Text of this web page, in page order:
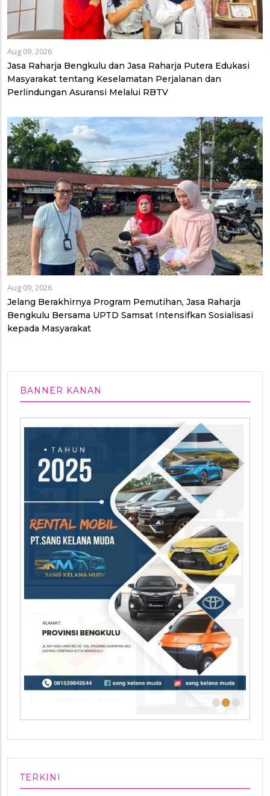
Aug 09, 2026
Jasa Raharja Bengkulu dan Jasa Raharja Putera Edukasi
Masyarakat tentang Keselamatan Perjalanan dan
Perlindungan Asuransi Melalui RBTV
Aug 09, 2026
Jelang Berakhirnya Program Pemutihan, Jasa Raharja
Bengkulu Bersama UPTD Samsat Intensifkan Sosialisasi
kepada Masyarakat
BANNER KANAN
•••
TERKINI